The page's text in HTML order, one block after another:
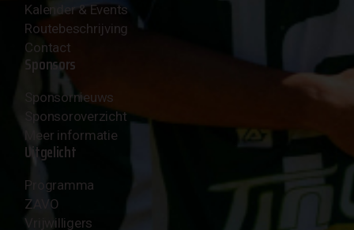
Kalender & Events
Routebeschrijving
Contact
Sponsors
Sponsornieuws
Sponsoroverzicht
Meer informatie
Uitgelicht
Programma
ZAVO
Vrijwilligers